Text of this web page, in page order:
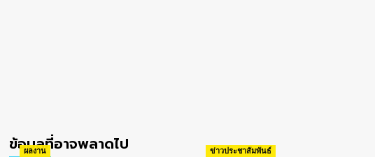
ข้อมูลที่อาจพลาดไป
ผลงาน ข่าวประชาสัมพันธ์